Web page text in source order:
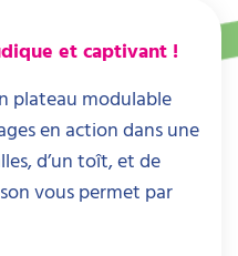
et captivant !
plateau modulable
en action dans une
d’un toît, et de
vous permet par